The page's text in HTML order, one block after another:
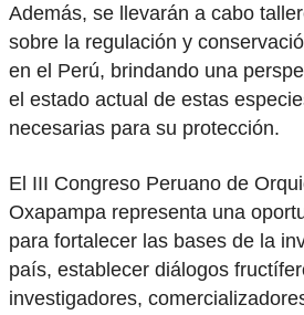
Además, se llevarán a cabo
sobre la regulación y
en el Perú, brindando una
el estado actual de estas
necesarias para su protección.
El III Congreso Peruano de
Oxapampa representa una
para fortalecer las bases de la
país, establecer diálogos
investigadores,